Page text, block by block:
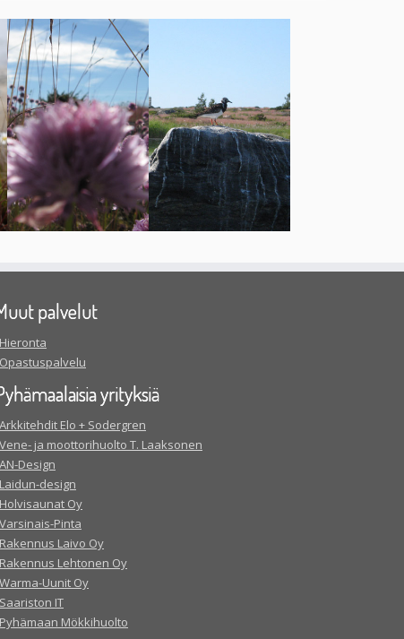
palvelut
Hieronta
Opastuspalvelu
yrityksiä
Arkkitehdit Elo + Sodergren
Vene- ja moottorihuolto T. Laaksonen
AN-Design
Laidun-design
Holvisaunat Oy
Varsinais-Pinta
Rakennus Laivo Oy
Rakennus Lehtonen Oy
Warma-Uunit Oy
Saariston IT
Pyhämaan Mökkihuolto